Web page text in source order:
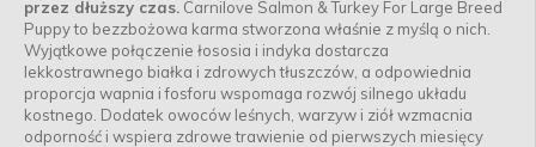
przez dłuższy czas. Carnilove Salmon & Turkey For Large Breed
Puppy to bezzbożowa karma stworzona właśnie z myślą o nich.
Wyjątkowe połączenie łososia i indyka dostarcza
lekkostrawnego białka i zdrowych tłuszczów, a odpowiednia
proporcja wapnia i fosforu wspomaga rozwój silnego układu
kostnego. Dodatek owoców leśnych, warzyw i ziół wzmacnia
odporność i wspiera zdrowe trawienie od pierwszych miesięcy